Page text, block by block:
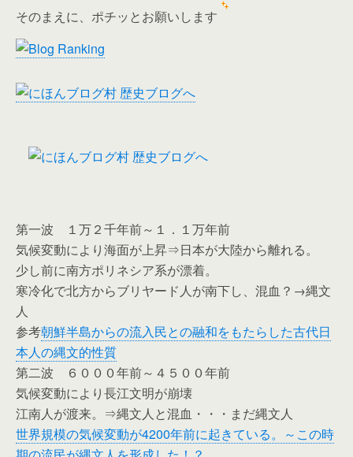
そのまえに、ポチッとお願いします
第一波 １万２千年前～１．１万年前
気候変動により海面が上昇⇒日本が大陸から離れる。
少し前に南方ポリネシア系が漂着。
寒冷化で北方からブリヤード人が南下し、混血？→縄文
人
参考朝鮮半島からの流入民との融和をもたらした古代日
本人の縄文的性質
第二波 ６０００年前～４５００年前
気候変動により長江文明が崩壊
江南人が渡来。⇒縄文人と混血・・・まだ縄文人
世界規模の気候変動が4200年前に起きている。～この時